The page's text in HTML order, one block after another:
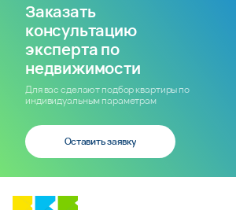
Заказать
консультацию
эксперта по
недвижимости
Для вас сделают подбор квартиры по
индивидуальным параметрам
Оставить заявку